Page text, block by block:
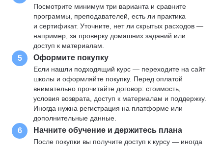
Посмотрите минимум три варианта и сравните
программы, преподавателей, есть ли практика
и сертификат. Уточните, нет ли скрытых расходов —
например, за проверку домашних заданий или
доступ к материалам.
5 Оформите покупку
Если нашли подходящий курс — переходите на сайт
школы и оформляйте покупку. Перед оплатой
внимательно прочитайте договор: стоимость,
условия возврата, доступ к материалам и поддержку.
Иногда нужна регистрация на платформе или
дополнительные данные.
6 Начните обучение и держитесь плана
После покупки вы получите доступ к курсу — иногда